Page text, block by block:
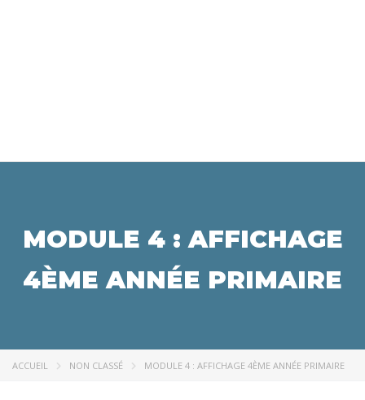
MODULE 4 : AFFICHAGE
4ÈME ANNÉE PRIMAIRE
ACCUEIL NON CLASSÉ MODULE 4 : AFFICHAGE 4ÈME ANNÉE PRIMAIRE